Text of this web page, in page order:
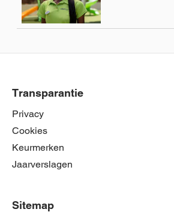
Transparantie
Privacy
Cookies
Keurmerken
Jaarverslagen
Sitemap